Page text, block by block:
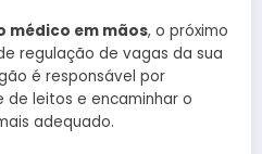
médico em mãos, o próximo
regulação de vagas da sua
é responsável por
de leitos e encaminhar o
adequado.